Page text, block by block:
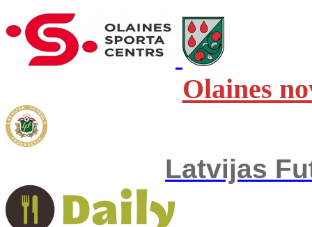
Olaines
Latvijas